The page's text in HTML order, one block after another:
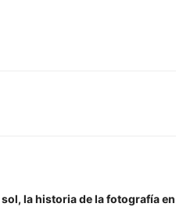
la historia de la fotografía